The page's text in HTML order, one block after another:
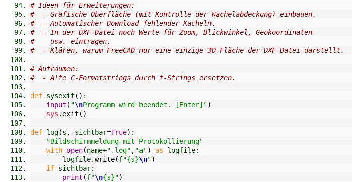
# Ideen für Erweiterungen:
#  - Grafische Oberfläche (mit Kontrolle der Kachelabdeckung) einbauen.
#  - Automatischer Download fehlender Kacheln.
#  - In der DXF-Datei noch Werte für Zoom, Blickwinkel, Geokoordinaten
#    usw. eintragen.
#  - Klären, warum FreeCAD nur eine einzige 3D-Fläche der DXF-Datei darstellt.
# Aufräumen:
#  - Alte C-Formatstrings durch f-Strings ersetzen.
def sysexit ( ) :
input ( "\nProgramm wird beendet. [Enter]")
sys . exit ( )
def log(s , sichtbar=True) :
"Bildschirmmeldung mit Protokollierung"
with open(name+".log" , "a") as logfile:
        logfile.
write(f"{s}\n")
if sichtbar:
print (f"\n{s}")